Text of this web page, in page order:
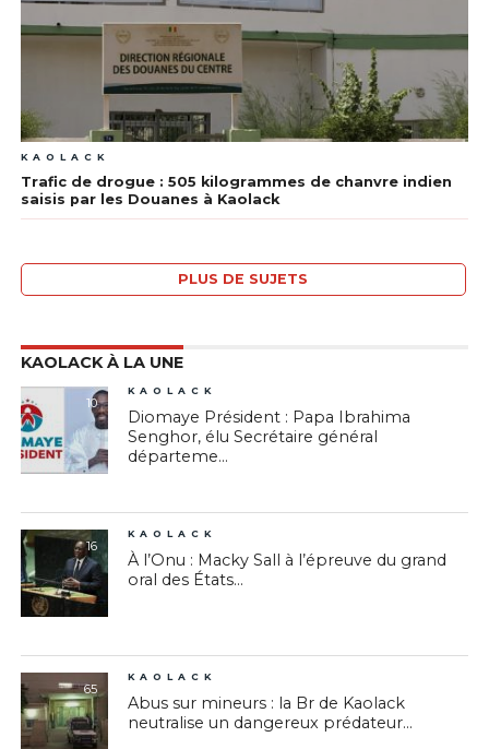
KAOLACK
Trafic de drogue : 505 kilogrammes de chanvre indien
saisis par les Douanes à Kaolack
PLUS DE SUJETS
KAOLACK À LA UNE
10
KAOLACK
Diomaye Président : Papa Ibrahima
Senghor, élu Secrétaire général
départeme...
16
KAOLACK
À l’Onu : Macky Sall à l’épreuve du grand
oral des États...
65
KAOLACK
Abus sur mineurs : la Br de Kaolack
neutralise un dangereux prédateur...